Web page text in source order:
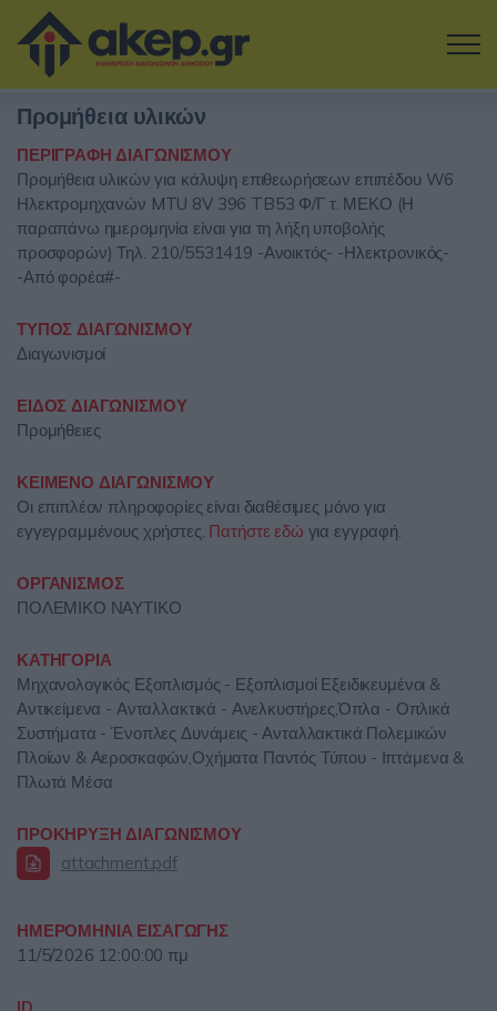
Μετάβαση στο κύριο περιεχόμενο
Η εταιρία
Αναζήτηση Διαγωνισμών
Δοκιμάστε την Υπηρεσία
Σύνδεση
Είσοδος
Προμήθεια υλικών
ΠΕΡΙΓΡΑΦΗ ΔΙΑΓΩΝΙΣΜΟΥ
Προμήθεια υλικών για κάλυψη επιθεωρήσεων επιπέδου W6
Ηλεκτρομηχανών MTU 8V 396 TB53 Φ/Γ τ. ΜΕΚΟ (Η
παραπάνω ημερομηνία είναι για τη λήξη υποβολής
προσφορών) Τηλ. 210/5531419 -Ανοικτός- -Ηλεκτρονικός-
-Από φορέα#-
ΤΥΠΟΣ ΔΙΑΓΩΝΙΣΜΟΥ
Διαγωνισμοί
ΕΙΔΟΣ ΔΙΑΓΩΝΙΣΜΟΥ
Προμήθειες
ΚΕΙΜΕΝΟ ΔΙΑΓΩΝΙΣΜΟΥ
Οι επιπλέον πληροφορίες είναι διαθέσιμες μόνο για
εγγεγραμμένους χρήστες. Πατήστε εδώ για εγγραφή.
ΟΡΓΑΝΙΣΜΟΣ
ΠΟΛΕΜΙΚΟ ΝΑΥΤΙΚΟ
ΚΑΤΗΓΟΡΙΑ
Μηχανολογικός Εξοπλισμός - Εξοπλισμοί Εξειδικευμένοι &
Αντικείμενα - Ανταλλακτικά - Ανελκυστήρες,Όπλα - Οπλικά
Συστήματα - Ένοπλες Δυνάμεις - Ανταλλακτικά Πολεμικών
Πλοίων & Αεροσκαφών,Οχήματα Παντός Τύπου - Ιπτάμενα &
Πλωτά Μέσα
ΠΡΟΚΗΡΥΞΗ ΔΙΑΓΩΝΙΣΜΟΥ
attachment.pdf
ΗΜΕΡΟΜΗΝΙΑ ΕΙΣΑΓΩΓΗΣ
11/5/2026 12:00:00 πμ